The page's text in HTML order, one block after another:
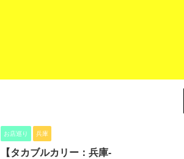
お店巡り 兵庫
【タカブルカリー：兵庫-